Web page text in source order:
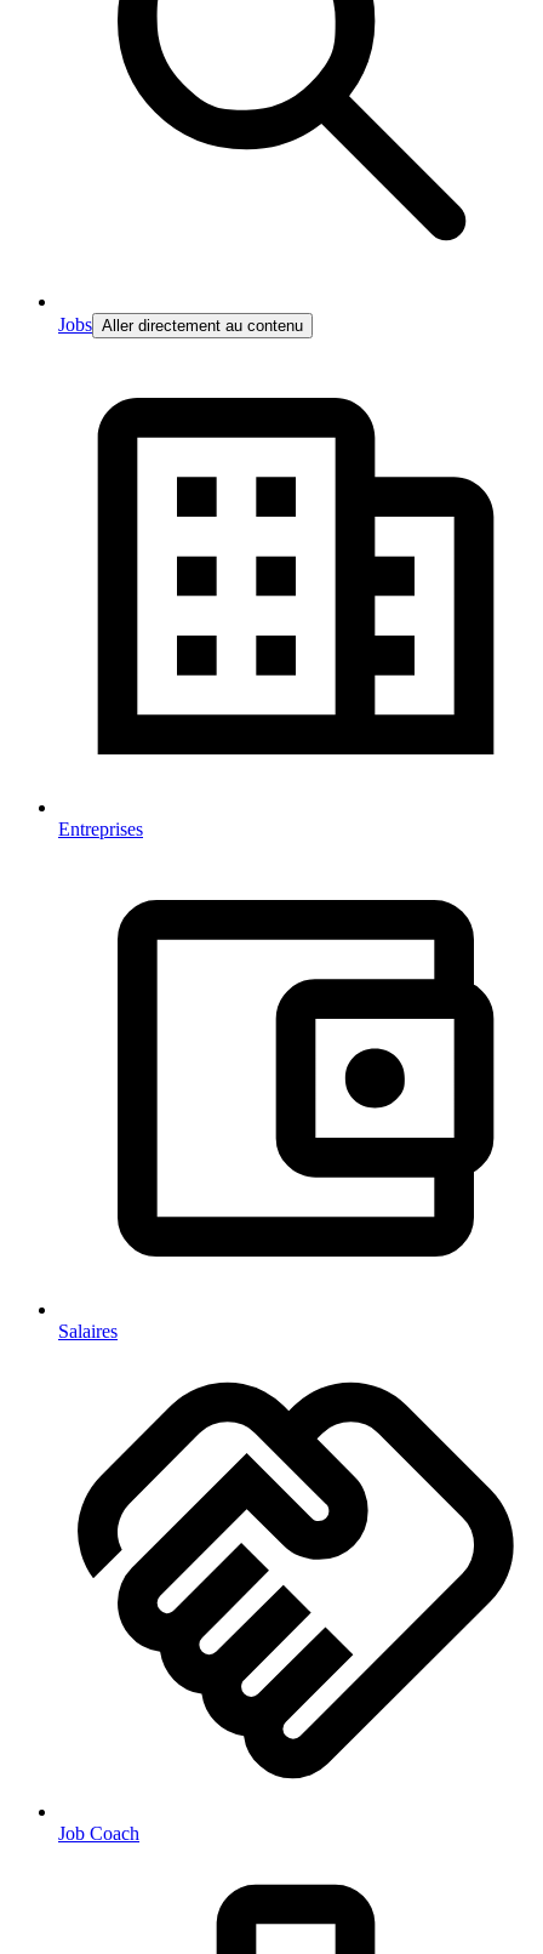
Jobs Aller directement au contenu
Entreprises
Salaires
Job Coach